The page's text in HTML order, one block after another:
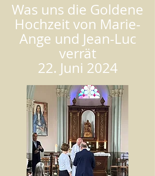
Was uns die Goldene
Hochzeit von Marie-
Ange und Jean-Luc
verrät
22. Juni 2024